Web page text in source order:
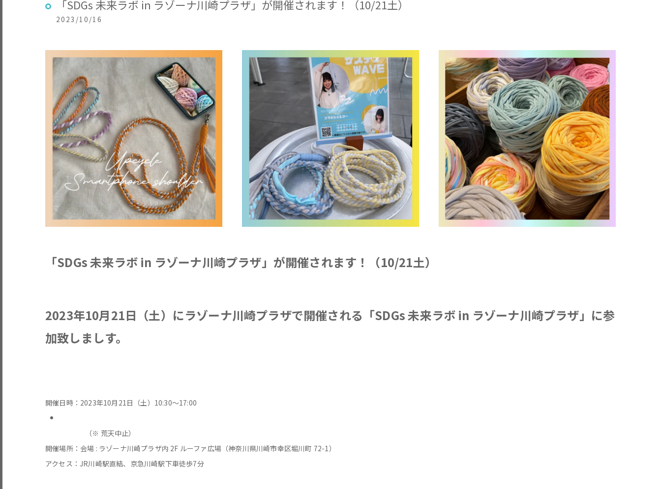
「SDGs 未来ラボ in ラゾーナ川崎プラザ」が開催されます！（10/21土）
2023/10/16
「SDGs 未来ラボ in ラゾーナ川崎プラザ」が開催されます！（10/21土）
2023年10月21日（土）にラゾーナ川崎プラザで開催される「SDGs 未来ラボ in ラゾーナ川崎プラザ」に参
加致しましす。
開催日時：2023年10月21日（土）10:30～17:00
（※ 荒天中止）
開催場所：会場 : ラゾーナ川崎プラザ内 2F ルーファ広場（神奈川県川崎市幸区堀川町 72-1）
アクセス：JR川崎駅直結、京急川崎駅下車徒歩7分